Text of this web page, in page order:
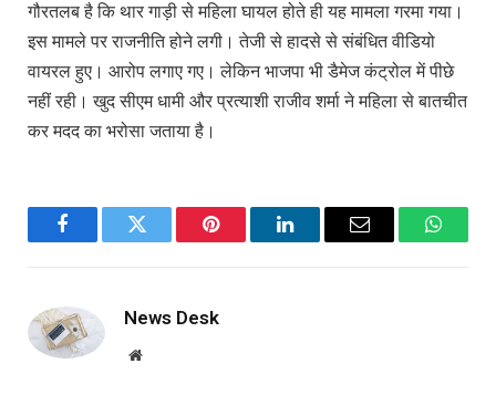
गौरतलब है कि थार गाड़ी से महिला घायल होते ही यह मामला गरमा गया।
इस मामले पर राजनीति होने लगी। तेजी से हादसे से संबंधित वीडियो
वायरल हुए। आरोप लगाए गए। लेकिन भाजपा भी डैमेज कंट्रोल में पीछे
नहीं रही। खुद सीएम धामी और प्रत्याशी राजीव शर्मा ने महिला से बातचीत
कर मदद का भरोसा जताया है।
FacebookTwitter Pinterest LinkedInEmail
News Desk
Website